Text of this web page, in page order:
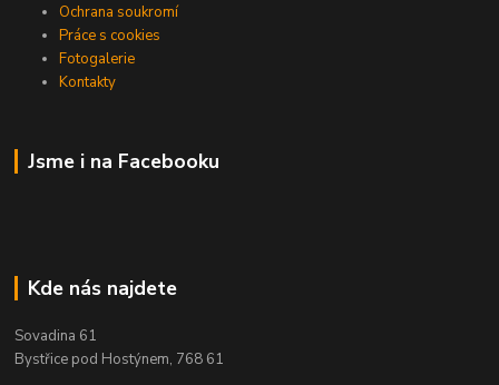
Ochrana soukromí
Práce s cookies
Fotogalerie
Kontakty
Jsme i na Facebooku
Kde nás najdete
Sovadina 61
Bystřice pod Hostýnem, 768 61